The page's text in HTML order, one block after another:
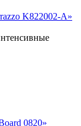
K822002-A»